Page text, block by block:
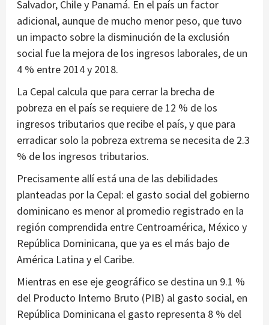
Salvador, Chile y Panamá. En el país un factor
adicional, aunque de mucho menor peso, que tuvo
un impacto sobre la disminución de la exclusión
social fue la mejora de los ingresos laborales, de un
4 % entre 2014 y 2018.
La Cepal calcula que para cerrar la brecha de
pobreza en el país se requiere de 12 % de los
ingresos tributarios que recibe el país, y que para
erradicar solo la pobreza extrema se necesita de 2.3
% de los ingresos tributarios.
Precisamente allí está una de las debilidades
planteadas por la Cepal: el gasto social del gobierno
dominicano es menor al promedio registrado en la
región comprendida entre Centroamérica, México y
República Dominicana, que ya es el más bajo de
América Latina y el Caribe.
Mientras en ese eje geográfico se destina un 9.1 %
del Producto Interno Bruto (PIB) al gasto social, en
República Dominicana el gasto representa 8 % del